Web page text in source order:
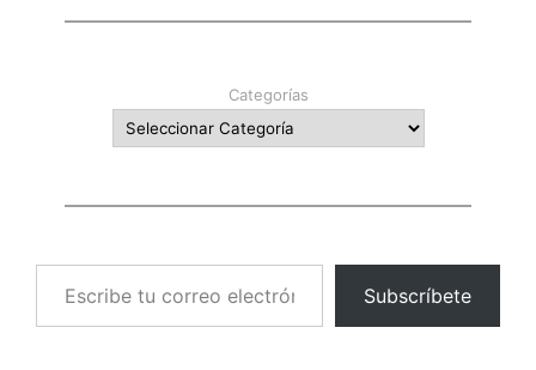
Categorías
Escribe tu correo electrónico…
Subscríbete